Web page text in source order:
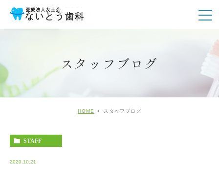
スタッフブログ
HOME スタッフブログ
STAFF
2020.10.21